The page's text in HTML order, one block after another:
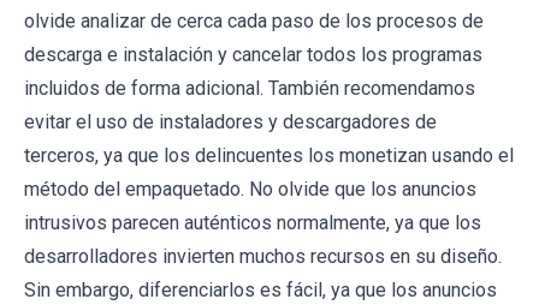
olvide analizar de cerca cada paso de los procesos de
descarga e instalación y cancelar todos los programas
incluidos de forma adicional. También recomendamos
evitar el uso de instaladores y descargadores de
terceros, ya que los delincuentes los monetizan usando el
método del empaquetado. No olvide que los anuncios
intrusivos parecen auténticos normalmente, ya que los
desarrolladores invierten muchos recursos en su diseño.
Sin embargo, diferenciarlos es fácil, ya que los anuncios